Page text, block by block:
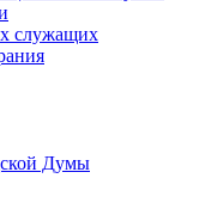
служащих
Думы